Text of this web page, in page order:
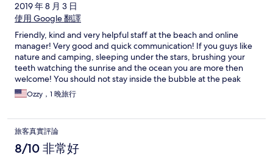
2019 年 8 月 3 日
使用 Google 翻譯
Friendly, kind and very helpful staff at the beach and online
manager! Very good and quick communication! If you guys like
nature and camping, sleeping under the stars, brushing your
teeth watching the sunrise and the ocean you are more then
welcome! You should not stay inside the bubble at the peak
hours as it is like a heat magnet but by the sunset time it is very
comfortable and we hid from mosquitoes hehe! If your beloved
Ozzy，1 晚旅行
旅客真實評論
8/10 非常好